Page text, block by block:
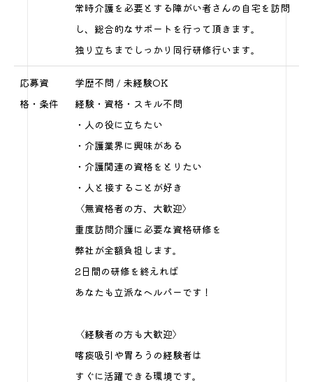
常時介護を必要とする障がい者さんの自宅を訪問
し、総合的なサポートを行って頂きます。
独り立ちまでしっかり同行研修行います。
応募資
格・条件
学歴不問 / 未経験OK
経験・資格・スキル不問
・人の役に立ちたい
・介護業界に興味がある
・介護関連の資格をとりたい
・人と接することが好き
〈無資格者の方、大歓迎〉
重度訪問介護に必要な資格研修を
弊社が全額負担します。
2日間の研修を終えれば
あなたも立派なヘルパーです！
〈経験者の方も大歓迎〉
喀痰吸引や胃ろうの経験者は
すぐに活躍できる環境です。